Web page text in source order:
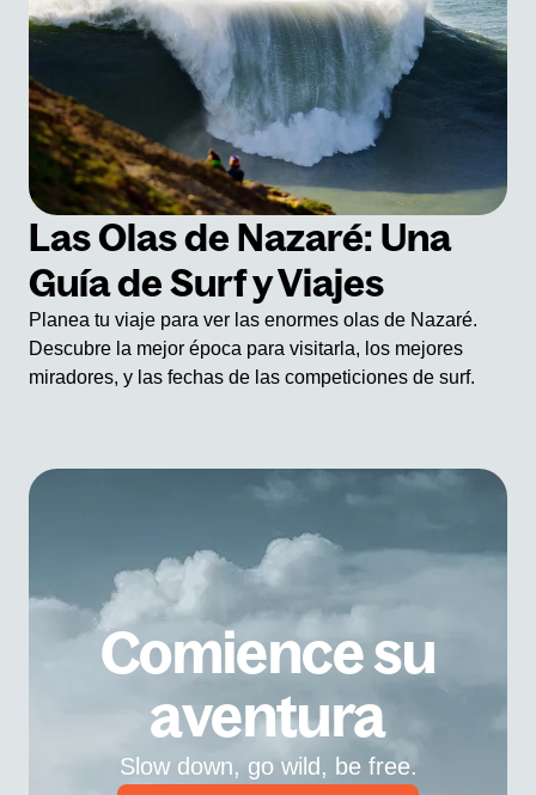
Las Olas de Nazaré: Una
Guía de Surf y Viajes
Planea tu viaje para ver las enormes olas de Nazaré.
Descubre la mejor época para visitarla, los mejores
miradores, y las fechas de las competiciones de surf.
Comience su
aventura
Slow down, go wild, be free.